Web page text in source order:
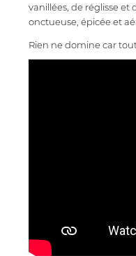
vanillées, de réglisse et
onctueuse, épicée et
Rien ne domine car